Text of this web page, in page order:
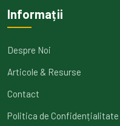
Informații
Despre Noi
Articole & Resurse
Contact
Politica de Confidențialitate